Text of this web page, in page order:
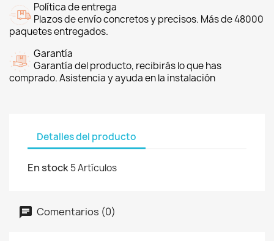
Política de entrega
Plazos de envío concretos y precisos. Más de 48000
paquetes entregados.
Garantía
Garantía del producto, recibirás lo que has
comprado. Asistencia y ayuda en la instalación
Detalles del producto
En stock5 Artículos
Comentarios (0)